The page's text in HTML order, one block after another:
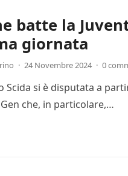
batte la
giornata
· 24 Novembre 2024 · 0
Scida si è disputata a
che, in particolare,…